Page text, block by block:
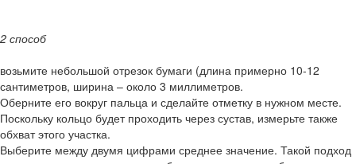
2 способ
возьмите небольшой отрезок бумаги (длина примерно 10-12
сантиметров, ширина – около 3 миллиметров.
Оберните его вокруг пальца и сделайте отметку в нужном месте.
Поскольку кольцо будет проходить через сустав, измерьте также
обхват этого участка.
Выберите между двумя цифрами среднее значение. Такой подход